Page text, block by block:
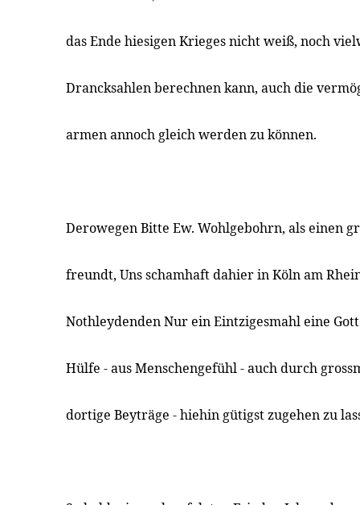
das Ende hiesigen Krieges nicht weiß, noch
Drancksahlen berechnen kann, auch die
armen annoch gleich werden zu können.
Derowegen Bitte Ew. Wohlgebohrn, als einen
freundt, Uns schamhaft dahier in Köln am
Nothleydenden Nur ein Eintzigesmahl eine
Hülfe - aus Menschengefühl - auch durch
dortige Beyträge - hiehin gütigst zugehen zu